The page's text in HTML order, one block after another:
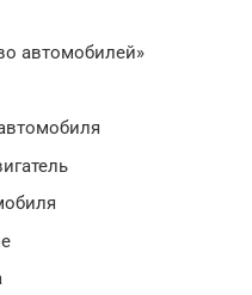
автомобилей»